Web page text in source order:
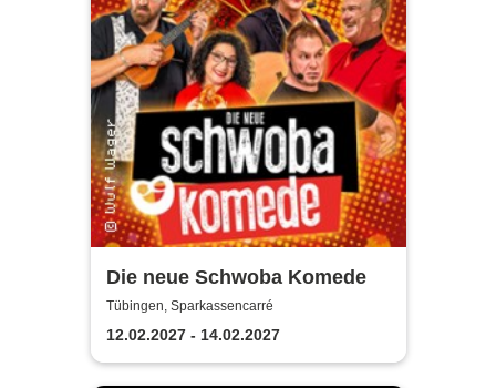
Die neue Schwoba Komede
Tübingen, Sparkassencarré
12.02.2027 - 14.02.2027